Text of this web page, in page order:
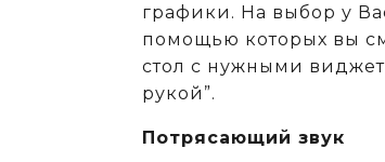
графики. На выбор у
помощью которых вы
стол с нужными
рукой”.
Потрясающий звук